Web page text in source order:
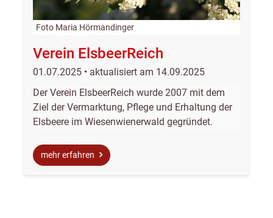
Foto Maria Hörmandinger
Verein ElsbeerReich
01.07.2025 • aktualisiert am 14.09.2025
Der Verein ElsbeerReich wurde 2007 mit dem
Ziel der Vermarktung, Pflege und Erhaltung der
Elsbeere im Wiesenwienerwald gegründet.
mehr erfahren